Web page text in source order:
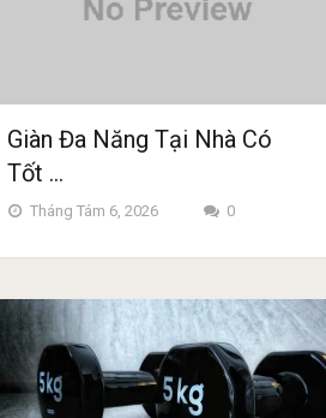
Giàn Đa Năng Tại Nhà Có
Tốt …
Tháng Tám 6, 2026 0